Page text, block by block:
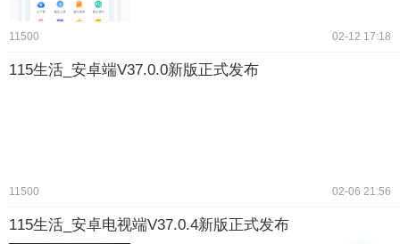
11500 02-12 17:18
115生活_安卓端V37.0.0新版正式发布
11500 02-06 21:56
115生活_安卓电视端V37.0.4新版正式发布